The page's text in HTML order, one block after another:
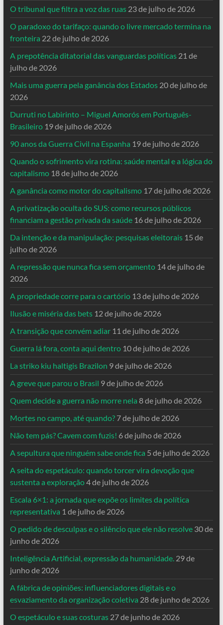
O tribunal que filtra a voz das ruas 23 de julho de 2026
O paradoxo do tarifaço: quando o livre mercado termina na
fronteira 22 de julho de 2026
A prepotência ditatorial das vanguardas políticas 21 de
julho de 2026
Mais uma guerra pela ganância dos Estados 20 de julho de
2026
Durruti no Labirinto – Miguel Amorós em Português-
Brasileiro 19 de julho de 2026
90 anos da Guerra Civil na Espanha 19 de julho de 2026
Quando o sofrimento vira rotina: saúde mental e a lógica do
capitalismo 18 de julho de 2026
A ganância como motor do capitalismo 17 de julho de 2026
A privatização oculta do SUS: como recursos públicos
financiam a gestão privada da saúde 16 de julho de 2026
Da intenção e da manipulação: pesquisas eleitorais 15 de
julho de 2026
A repressão que nunca fica sem orçamento 14 de julho de
2026
A propriedade corre para o cartório 13 de julho de 2026
Ilusão e miséria das bets 12 de julho de 2026
A transição que convém adiar 11 de julho de 2026
Guerra lá fora, conta aqui dentro 10 de julho de 2026
La striko kiu haltigis Brazilon 9 de julho de 2026
A greve que parou o Brasil 9 de julho de 2026
Quem decide a guerra não morre nela 8 de julho de 2026
Mortes no campo, até quando? 7 de julho de 2026
Não tem pás? Cavem com fuzis! 6 de julho de 2026
A sepultura que ninguém sabe onde fica 5 de julho de 2026
A seita do espetáculo: quando torcer vira devoção que
sustenta a exploração4 de julho de 2026
Escala 6×1: a jornada que expõe os limites da política
representativa 1 de julho de 2026
O pedido de desculpas e o silêncio que ele não resolve 30 de
junho de 2026
Inteligência Artificial, expressão da humanidade. 29 de
junho de 2026
A fábrica de opiniões: influenciadores digitais e o
esvaziamento da organização coletiva 28 de junho de 2026
O espetáculo e suas costuras 27 de junho de 2026